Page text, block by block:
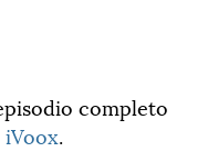
completo
iVoox.